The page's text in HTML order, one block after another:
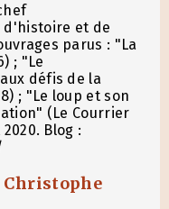
d'histoire et de
parus : "La
; "Le
défis de la
; "Le loup et son
(Le Courrier
Blog :
Christophe